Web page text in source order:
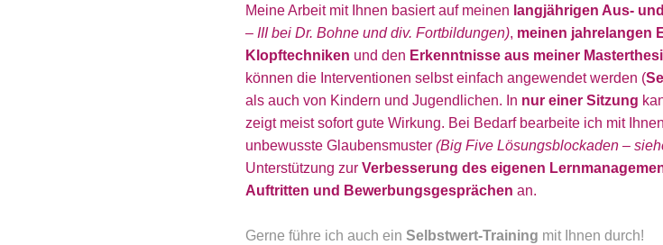
Meine Arbeit mit Ihnen basiert auf meinen langjährigen Aus-
– III bei Dr. Bohne und div. Fortbildungen), meinen jahrelangen
Klopftechniken und den Erkenntnisse aus meiner
können die Interventionen selbst einfach angewendet werden (
als auch von Kindern und Jugendlichen. In nur einer Sitzung
zeigt meist sofort gute Wirkung. Bei Bedarf bearbeite ich mit
unbewusste Glaubensmuster (Big Five Lösungsblockaden –
Unterstützung zur Verbesserung des eigenen
Auftritten und Bewerbungsgesprächen an.
Gerne führe ich auch ein Selbstwert-Training mit Ihnen durch!